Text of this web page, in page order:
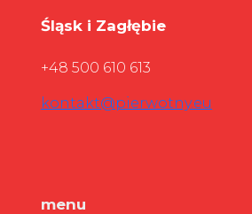
Śląsk i Zagłębie
+48 500 610 613
kontakt@pierwotny.eu
menu